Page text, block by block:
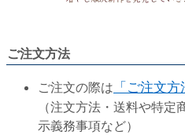
ご注文方法
ご注文の際は 「ご注文方
（注文方法・送料や特
示義務事項など）